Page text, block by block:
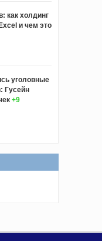
как холдинг
и чем это
уголовные
Гусейн
+9